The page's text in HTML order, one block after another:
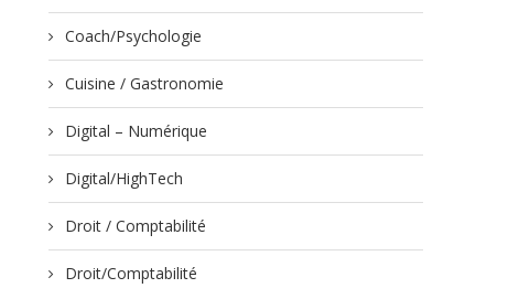
Coach/Psychologie
Cuisine / Gastronomie
Digital – Numérique
Digital/HighTech
Droit / Comptabilité
Droit/Comptabilité